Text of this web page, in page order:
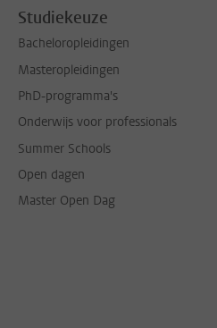
Studiekeuze
Bacheloropleidingen
Masteropleidingen
PhD-programma's
Onderwijs voor professionals
Summer Schools
Open dagen
Master Open Dag